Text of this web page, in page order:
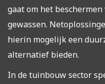
gaat om het beschermen
gewassen.
hierin mogelijk een
alternatief bieden.
In de tuinbouw sector